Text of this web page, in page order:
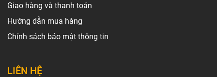
Giao hàng và thanh toán
Hướng dẫn mua hàng
Chính sách bảo mật thông tin
LIÊN HỆ